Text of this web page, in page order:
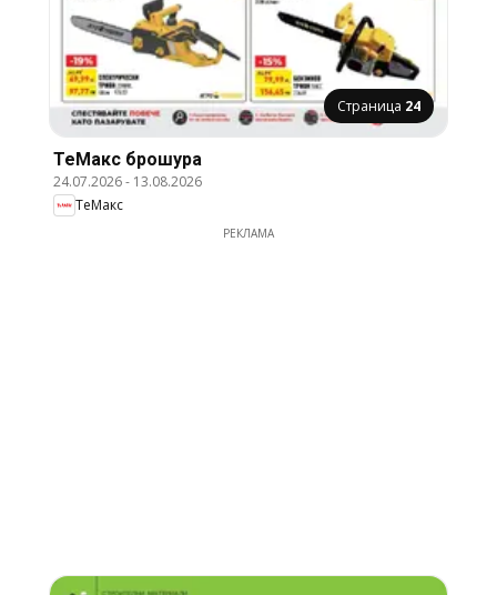
Страница 24
ТеMакс брошура
24.07.2026- 13.08.2026
ТеMакс
РЕКЛАМА